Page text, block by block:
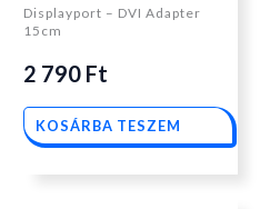
Displayport – DVI Adapter
15cm
2 790 Ft
KOSÁRBA TESZEM